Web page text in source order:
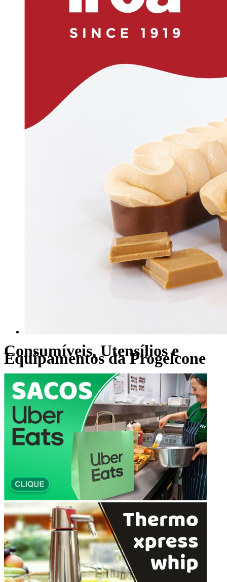
Consumíveis, Utensílios e
Equipamentos da Progelcone